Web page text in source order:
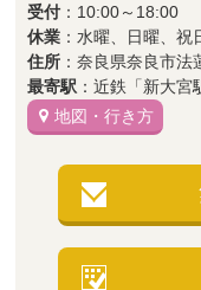
受付 ：10:00～18:00
休業 ：水曜、日曜、祝
住所 ：奈良県奈良市法
最寄駅 ：近鉄「新大宮
地図・行き方